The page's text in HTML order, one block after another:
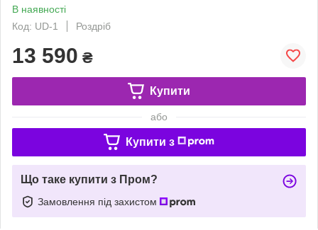
В наявності
Код: UD-1
Роздріб
13 590 ₴
Купити
або
Купити з
Що таке купити з Пром?
Замовлення під захистом